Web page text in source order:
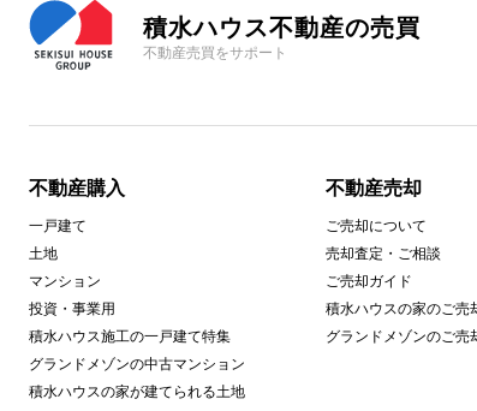
積水ハウス不動産の売買
不動産売買をサポート
不動産購入
一戸建て
土地
マンション
投資・事業用
積水ハウス施工の一戸建て特集
グランドメゾンの中古マンション
積水ハウスの家が建てられる土地
不動産売却
ご売却について
売却査定・ご相談
ご売却ガイド
積水ハウスの家のご売
グランドメゾンのご売